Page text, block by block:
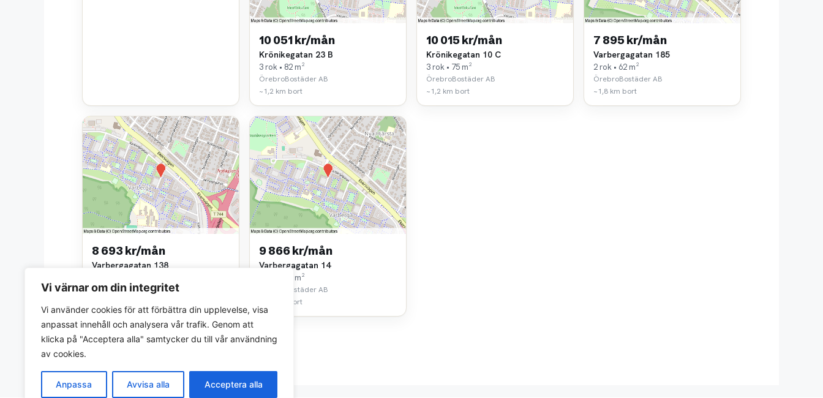
Vi värnar om din integritet
Vi använder cookies för att förbättra din upplevelse, visa
anpassat innehåll och analysera vår trafik. Genom att
klicka på "Acceptera alla" samtycker du till vår användning
av cookies.
Anpassa Avvisa alla Acceptera alla
10 051 kr/mån
Krönikegatan 23 B
3 rok • 82 m²
ÖrebroBostäder AB
~1,2 km bort
10 015 kr/mån
Krönikegatan 10 C
3 rok • 75 m²
ÖrebroBostäder AB
~1,2 km bort
7 895 kr/mån
Varbergagatan 185
2 rok • 62 m²
ÖrebroBostäder AB
~1,8 km bort
8 693 kr/mån
Varbergagatan 138
ÖrebroBostäder AB
9 866 kr/mån
Varbergagatan 14
3 rok • 73 m²
ÖrebroBostäder AB
~1,9 km bort